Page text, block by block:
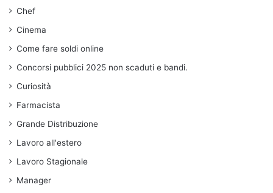
Chef
Cinema
Come fare soldi online
Concorsi pubblici 2025 non scaduti e bandi.
Curiosità
Farmacista
Grande Distribuzione
Lavoro all'estero
Lavoro Stagionale
Manager